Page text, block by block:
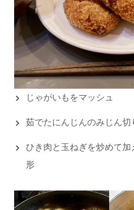
じゃがいもをマッシュ
茹でたにんじんのみじん切
ひき肉と玉ねぎを炒めて
形